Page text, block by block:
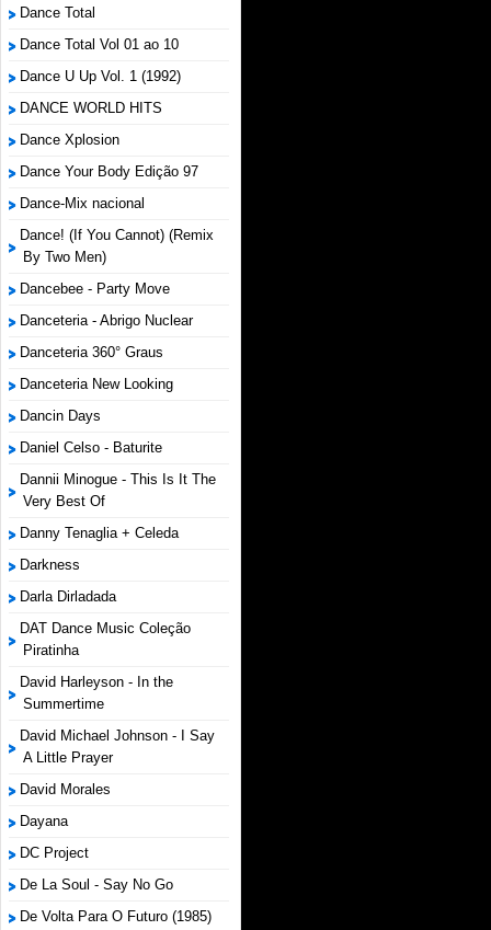
Dance Total
Dance Total Vol 01 ao 10
Dance U Up Vol. 1 (1992)
DANCE WORLD HITS
Dance Xplosion
Dance Your Body Edição 97
Dance-Mix nacional
Dance! (If You Cannot) (Remix
By Two Men)
Dancebee - Party Move
Danceteria - Abrigo Nuclear
Danceteria 360° Graus
Danceteria New Looking
Dancin Days
Daniel Celso - Baturite
Dannii Minogue - This Is It The
Very Best Of
Danny Tenaglia + Celeda
Darkness
Darla Dirladada
DAT Dance Music Coleção
Piratinha
David Harleyson - In the
Summertime
David Michael Johnson - I Say
A Little Prayer
David Morales
Dayana
DC Project
De La Soul - Say No Go
De Volta Para O Futuro (1985)